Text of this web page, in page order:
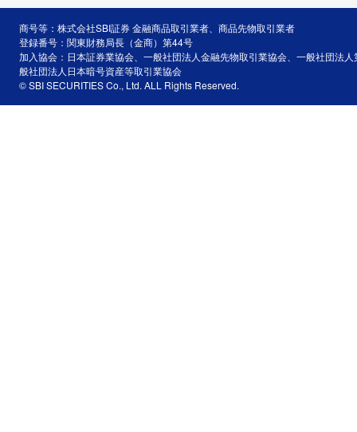
商号等：株式会社SBI証券 金融商品取引業者、商品先物取引業者
登録番号：関東財務局長（金商）第44号
加入協会：日本証券業協会、一般社団法人金融先物取引業協会、一般社団法
般社団法人日本暗号資産等取引業協会
© SBI SECURITIES Co., Ltd. ALL Rights Reserved.